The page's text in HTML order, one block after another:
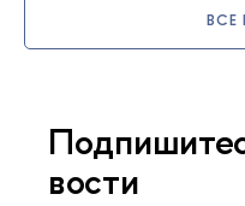
СЕ
о­сти